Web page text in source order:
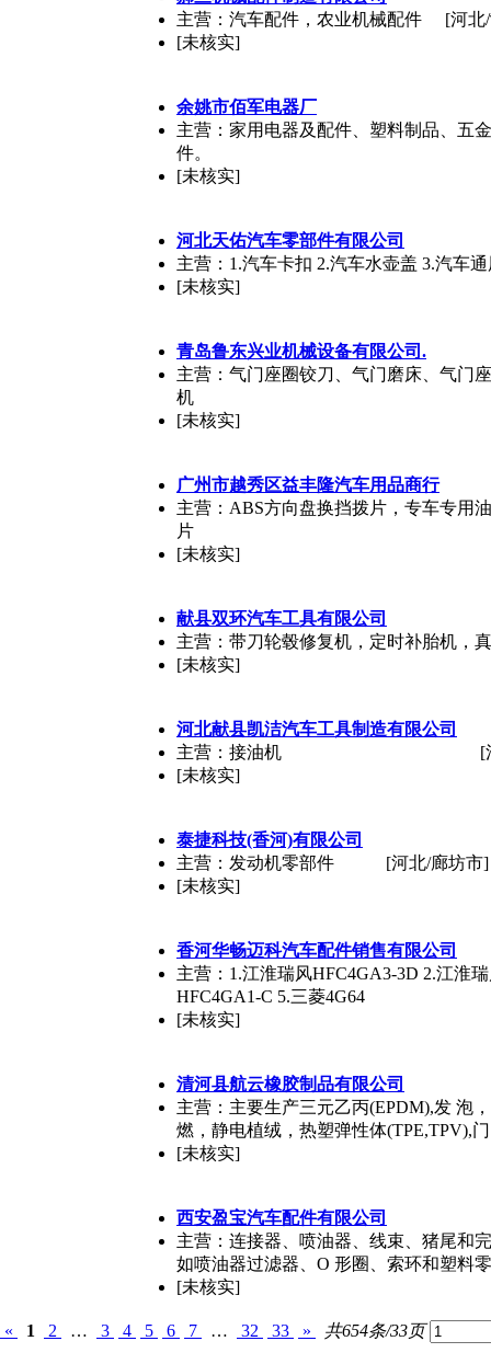
主营：汽车配件，农业机械配件
[未核实]
[河北
余姚市佰军电器厂
主营：家用电器及配件、塑料制品、五
件。
[未核实]
河北天佑汽车零部件有限公司
主营：1.汽车卡扣 2.汽车水壶盖 3.汽车
[未核实]
青岛鲁东兴业机械设备有限公司.
主营：气门座圈铰刀、气门磨床、气门
机
[未核实]
广州市越秀区益丰隆汽车用品商行
主营：ABS方向盘换挡拨片，专车专用
片
[未核实]
献县双环汽车工具有限公司
主营：带刀轮毂修复机，定时补胎机，
[未核实]
河北献县凯洁汽车工具制造有限公司
主营：接油机
[未核实]
[
泰捷科技(香河)有限公司
主营：发动机零部件
[未核实]
[河北/廊坊市]
香河华畅迈科汽车配件销售有限公司
主营：1.江淮瑞风HFC4GA3-3D 2.江淮
HFC4GA1-C 5.三菱4G64
[未核实]
清河县航云橡胶制品有限公司
主营：主要生产三元乙丙(EPDM),发 泡
燃，静电植绒，热塑弹性体(TPE,TPV),
[未核实]
西安盈宝汽车配件有限公司
主营：连接器、喷油器、线束、猪尾和
如喷油器过滤器、O 形圈、索环和塑料
[未核实]
« 1 2 … 3 4 5 6 7 … 32 33 » 共654条/33页